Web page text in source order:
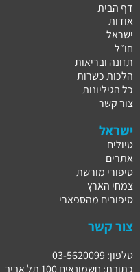
דף הבית
אודות
ישראל
חו״ל
תזונה ובריאות
הלכות כשרות
כל הגיליונות
צור קשר
ישראל
טיולים
אתרים
סיפורי מורשת
צמחי הארץ
סיפורים מהספארי
צור קשר
טלפון: 03-5620099
כתובת: חשמונאים 100 תל אביב